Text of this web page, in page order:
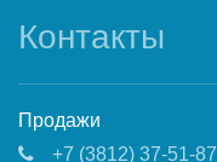
Контакты
Продажи
+7 (3812) 37-51-87